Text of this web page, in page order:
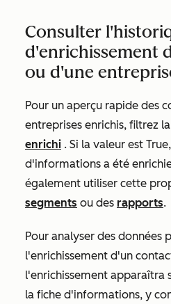
Consulter
d'enrichissement
ou d'une
Pour un aperçu rapide des
entreprises enrichis, filtrez
enrichi . Si la valeur est True
d'informations a été
également utiliser cette
segments ou des rapports.
Pour analyser des données
l'enrichissement d'un
l'enrichissement apparaîtra
la fiche d'informations, y